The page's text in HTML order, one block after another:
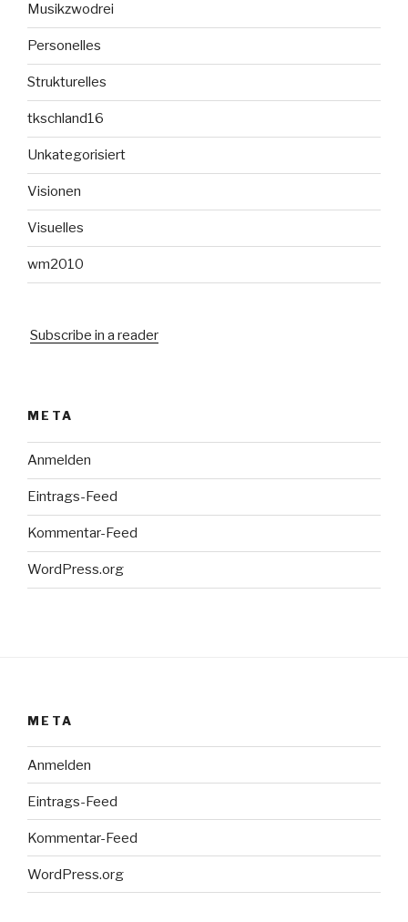
Musikzwodrei
Personelles
Strukturelles
tkschland16
Unkategorisiert
Visionen
Visuelles
wm2010
Subscribe in a reader
META
Anmelden
Eintrags-Feed
Kommentar-Feed
WordPress.org
META
Anmelden
Eintrags-Feed
Kommentar-Feed
WordPress.org